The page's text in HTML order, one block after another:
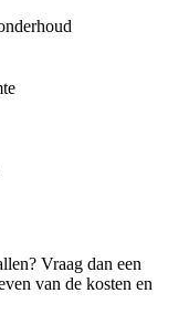
Vraag dan een
van de kosten en